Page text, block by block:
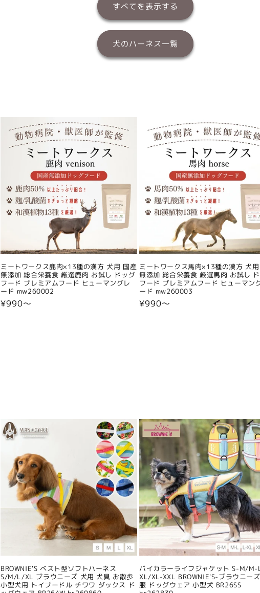
すべてを表示する
犬のハーネス一覧
ミートワークス鹿肉×13種の漢方 犬用 国産
無添加 総合栄養食 厳選鹿肉 お試し ドッグ
フード プレミアムフード ヒューマングレ
ード mw260002
通
¥990〜
ミートワークス馬肉×13種の漢方 犬
無添加 総合栄養食 厳選馬肉 お試し
フード プレミアムフード ヒューマン
ード mw260003
通
¥990〜
BROWNIE'S ベスト型ソフトハーネス
S/M/L/XL ブラウニーズ 犬用 犬具 お散歩
小型犬用 トイプードル チワワ ダックス ド
バイカラーライフジャケット S-M/
XL/XL-XXL BROWNIE'S-ブラウニー
服 ドッグウェア 小型犬 BR26SS